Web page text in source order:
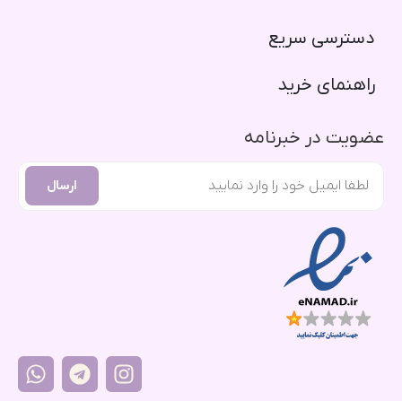
دسترسی سریع​
راهنمای خرید​
عضویت در خبرنامه
ارسال